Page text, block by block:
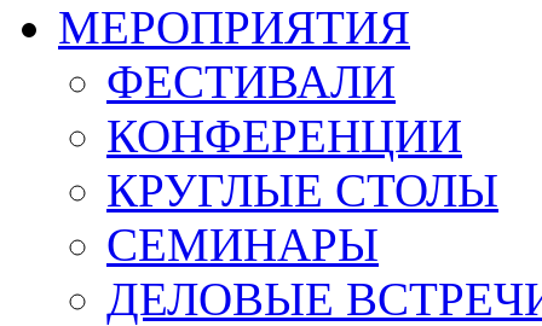
МЕРОПРИЯТИЯ
ФЕСТИВАЛИ
КОНФЕРЕНЦИИ
КРУГЛЫЕ СТОЛЫ
СЕМИНАРЫ
ДЕЛОВЫЕ